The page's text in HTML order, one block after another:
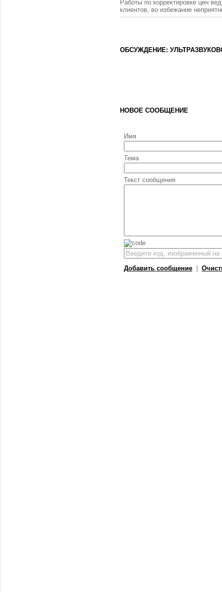
Работы по корректировке цен
клиентов, во избежание
ОБСУЖДЕНИЕ:
НОВОЕ СООБЩЕНИЕ
Имя
Тема
Текст сообщения
Добавить сообщение